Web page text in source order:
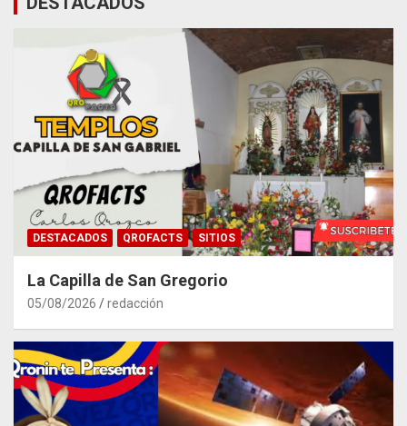
DESTACADOS QROFACTS SITIOS
La Capilla de San Gregorio
05/08/2026 redacción